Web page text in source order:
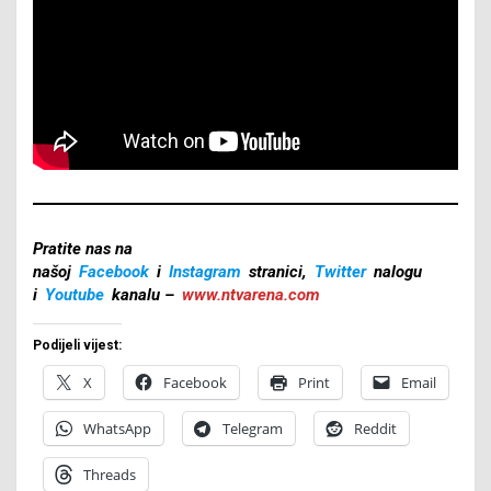
Pratite nas na
našoj Facebook i Instagram stranici, Twitter nalogu
i Youtube kanalu – www.ntvarena.com
Podijeli vijest:
X Facebook Print Email
WhatsApp Telegram Reddit
Threads